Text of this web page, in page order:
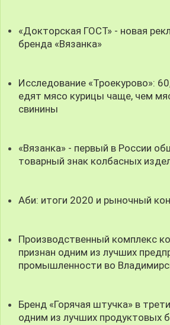
«Докторская ГОСТ» - новая
бренда «Вязанка»
Исследование «Троекурово»:
едят мясо курицы чаще, чем
свинины
«Вязанка» - первый в России
товарный знак колбасных
Аби: итоги 2020 и рыночный
Производственный комплекс
признан одним из лучших
промышленности во
Бренд «Горячая штучка» в
одним из лучших продуктовых